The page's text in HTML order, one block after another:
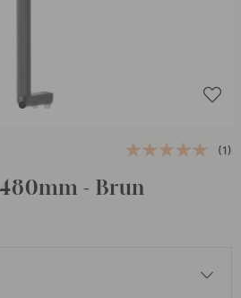
(1)
- Brun